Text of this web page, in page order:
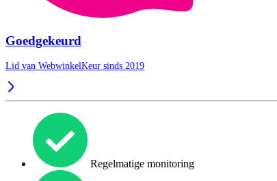
Goedgekeurd
Lid van WebwinkelKeur sinds 2019
Regelmatige monitoring